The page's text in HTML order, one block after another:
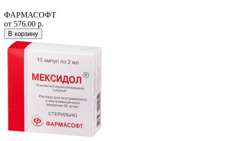
ФАРМАСОФТ
от 576.00 р.
В корзину